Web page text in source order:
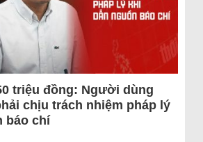
triệu đồng: Người dùng
chịu trách nhiệm pháp lý
báo chí